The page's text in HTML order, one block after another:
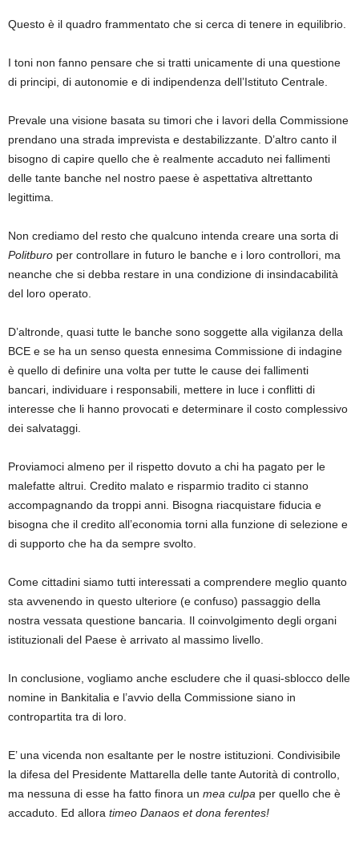
Questo è il quadro frammentato che si cerca di tenere in equilibrio.
I toni non fanno pensare che si tratti unicamente di una questione
di principi, di autonomie e di indipendenza dell’Istituto Centrale.
Prevale una visione basata su timori che i lavori della Commissione
prendano una strada imprevista e destabilizzante. D’altro canto il
bisogno di capire quello che è realmente accaduto nei fallimenti
delle tante banche nel nostro paese è aspettativa altrettanto
legittima.
Non crediamo del resto che qualcuno intenda creare una sorta di
Politburo per controllare in futuro le banche e i loro controllori, ma
neanche che si debba restare in una condizione di insindacabilità
del loro operato.
D’altronde, quasi tutte le banche sono soggette alla vigilanza della
BCE e se ha un senso questa ennesima Commissione di indagine
è quello di definire una volta per tutte le cause dei fallimenti
bancari, individuare i responsabili, mettere in luce i conflitti di
interesse che li hanno provocati e determinare il costo complessivo
dei salvataggi.
Proviamoci almeno per il rispetto dovuto a chi ha pagato per le
malefatte altrui. Credito malato e risparmio tradito ci stanno
accompagnando da troppi anni. Bisogna riacquistare fiducia e
bisogna che il credito all’economia torni alla funzione di selezione e
di supporto che ha da sempre svolto.
Come cittadini siamo tutti interessati a comprendere meglio quanto
sta avvenendo in questo ulteriore (e confuso) passaggio della
nostra vessata questione bancaria. Il coinvolgimento degli organi
istituzionali del Paese è arrivato al massimo livello.
In conclusione, vogliamo anche escludere che il quasi-sblocco delle
nomine in Bankitalia e l’avvio della Commissione siano in
contropartita tra di loro.
E’ una vicenda non esaltante per le nostre istituzioni. Condivisibile
la difesa del Presidente Mattarella delle tante Autorità di controllo,
ma nessuna di esse ha fatto finora un mea culpa per quello che è
accaduto. Ed allora timeo Danaos et dona ferentes!